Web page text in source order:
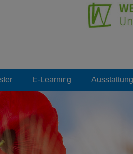
E-Learning Ausstattung